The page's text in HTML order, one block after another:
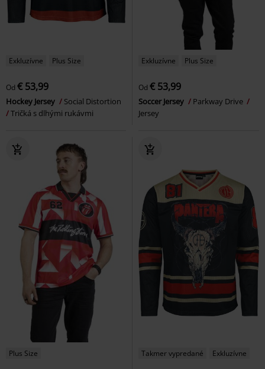
Exkluzívne Plus Size
Od € 53,99
Hockey Jersey
Social Distortion
Tričká s dlhými rukávmi
Exkluzívne Plus Size
Od € 53,99
Soccer Jersey
Parkway Drive
Jersey
Plus Size Takmer vypredané Exkluzívne